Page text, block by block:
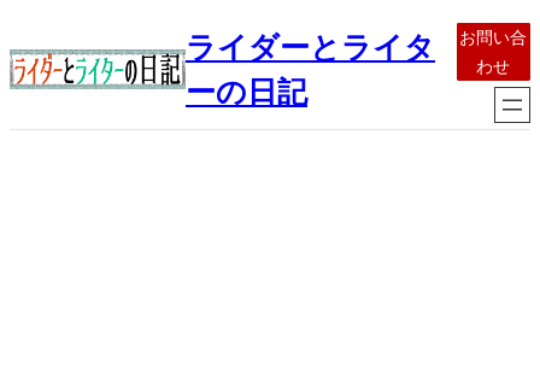
容
を
ライダーとライタ
ーの日記
お問い合
わせ